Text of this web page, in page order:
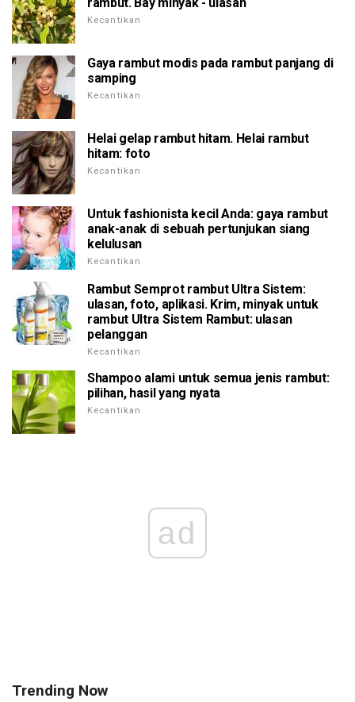
Kecantikan
Gaya rambut modis pada rambut panjang di
samping
Kecantikan
Helai gelap rambut hitam. Helai rambut
hitam: foto
Kecantikan
Untuk fashionista kecil Anda: gaya rambut
anak-anak di sebuah pertunjukan siang
kelulusan
Kecantikan
Rambut Semprot rambut Ultra Sistem:
ulasan, foto, aplikasi. Krim, minyak untuk
rambut Ultra Sistem Rambut: ulasan
pelanggan
Kecantikan
Shampoo alami untuk semua jenis rambut:
pilihan, hasil yang nyata
Kecantikan
ad
Trending Now